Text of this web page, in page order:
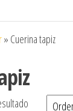
» Cuerina tapiz